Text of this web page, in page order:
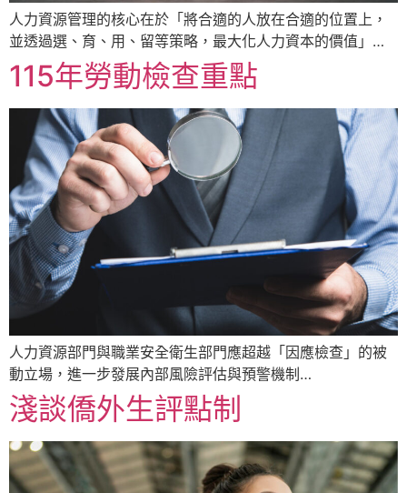
人力資源管理的核心在於「將合適的人放在合適的位置上，
並透過選、育、用、留等策略，最大化人力資本的價值」…
115年勞動檢查重點
人力資源部門與職業安全衛生部門應超越「因應檢查」的被
動立場，進一步發展內部風險評估與預警機制…
淺談僑外生評點制